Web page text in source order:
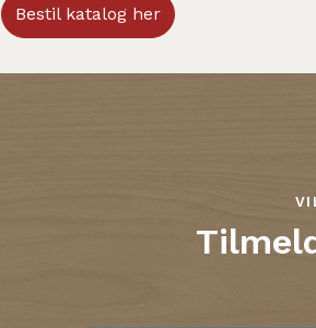
Bestil katalog her